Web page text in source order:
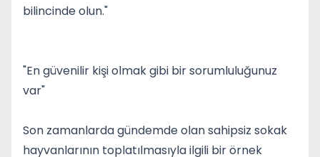
bilincinde olun."
"En güvenilir kişi olmak gibi bir sorumluluğunuz
var"
Son zamanlarda gündemde olan sahipsiz sokak
hayvanlarının toplatılmasıyla ilgili bir örnek